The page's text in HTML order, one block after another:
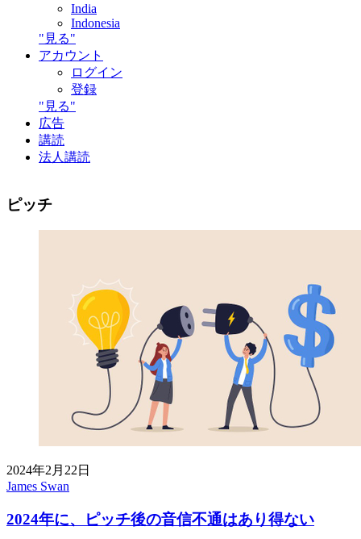
India
Indonesia
"見る"
アカウント
ログイン
登録
"見る"
広告
講読
法人講読
ピッチ
2024年2月22日
James Swan
2024年に、ピッチ後の音信不通はあり得ない